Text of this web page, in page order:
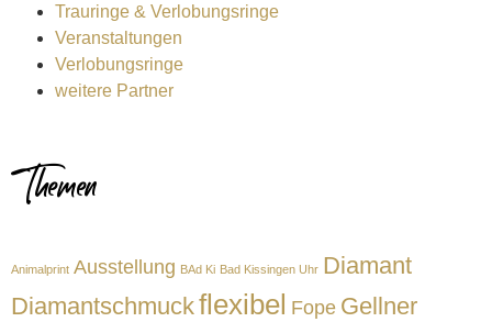
Trauringe & Verlobungsringe
Veranstaltungen
Verlobungsringe
weitere Partner
Themen
Animalprint Ausstellung BAd Ki Bad Kissingen Uhr Diamant
Diamantschmuckflexibel Fope Gellner